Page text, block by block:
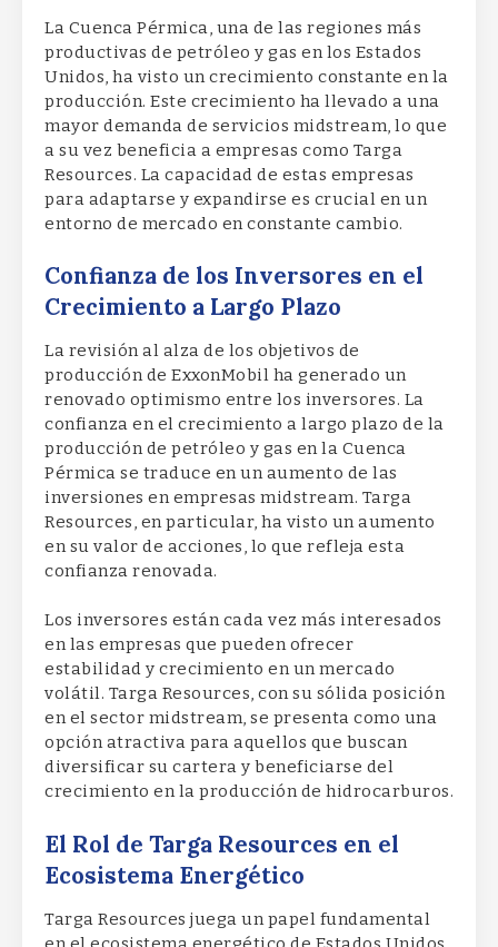
La Cuenca Pérmica, una de las regiones más
productivas de petróleo y gas en los Estados
Unidos, ha visto un crecimiento constante en la
producción. Este crecimiento ha llevado a una
mayor demanda de servicios midstream, lo que
a su vez beneficia a empresas como Targa
Resources. La capacidad de estas empresas
para adaptarse y expandirse es crucial en un
entorno de mercado en constante cambio.
Confianza de los Inversores en el
Crecimiento a Largo Plazo
La revisión al alza de los objetivos de
producción de ExxonMobil ha generado un
renovado optimismo entre los inversores. La
confianza en el crecimiento a largo plazo de la
producción de petróleo y gas en la Cuenca
Pérmica se traduce en un aumento de las
inversiones en empresas midstream. Targa
Resources, en particular, ha visto un aumento
en su valor de acciones, lo que refleja esta
confianza renovada.
Los inversores están cada vez más interesados
en las empresas que pueden ofrecer
estabilidad y crecimiento en un mercado
volátil. Targa Resources, con su sólida posición
en el sector midstream, se presenta como una
opción atractiva para aquellos que buscan
diversificar su cartera y beneficiarse del
crecimiento en la producción de hidrocarburos.
El Rol de Targa Resources en el
Ecosistema Energético
Targa Resources juega un papel fundamental